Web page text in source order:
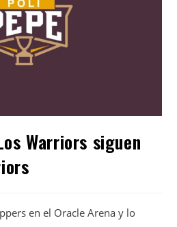
Warriors siguen
en el Oracle Arena y lo